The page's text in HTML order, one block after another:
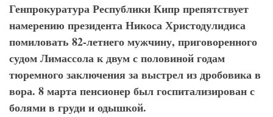
Генпрокуратура Республики Кипр препятствует
намерению президента Никоса Христодулидиса
помиловать 82-летнего мужчину, приговоренного
судом Лимассола к двум с половиной годам
тюремного заключения за выстрел из дробовика в
вора. 8 марта пенсионер был госпитализирован с
болями в груди и одышкой.